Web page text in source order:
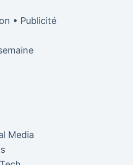
• Publicité
Media